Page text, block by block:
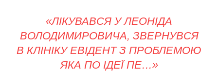
«ЛІКУВАВСЯ У ЛЕОНІДА
ВОЛОДИМИРОВИЧА, ЗВЕРНУВСЯ
В КЛІНІКУ ЕВІДЕНТ З ПРОБЛЕМОЮ
ЯКА ПО ІДЕЇ ПЕ…»